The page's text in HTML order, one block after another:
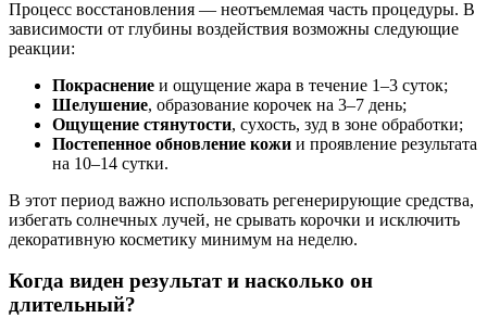
Процесс восстановления — неотъемлемая часть процедуры. В
зависимости от глубины воздействия возможны следующие
реакции:
Покраснение и ощущение жара в течение 1–3 суток;
Шелушение, образование корочек на 3–7 день;
Ощущение стянутости, сухость, зуд в зоне обработки;
Постепенное обновление кожи и проявление результата
на 10–14 сутки.
В этот период важно использовать регенерирующие средства,
избегать солнечных лучей, не срывать корочки и исключить
декоративную косметику минимум на неделю.
Когда виден результат и насколько он
длительный?